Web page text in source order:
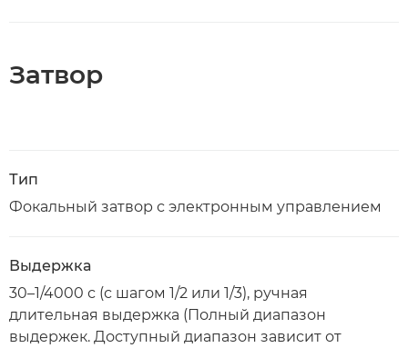
Затвор
Тип
Фокальный затвор с электронным управлением
Выдержка
30–1/4000 с (с шагом 1/2 или 1/3), ручная
длительная выдержка (Полный диапазон
выдержек. Доступный диапазон зависит от